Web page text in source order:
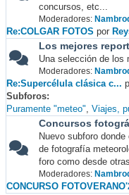
concursos, etc...
Moderadores:
Re:COLGAR FOTOS por
Los mejores
Una selección de los
Moderadores:
Re:Supercélula clásica c...
Subforos
Puramente "meteo" Viajes,
Concursos
Nuevo subforo
de fotografía
foro como desde
Moderadores:
CONCURSO